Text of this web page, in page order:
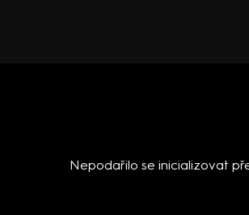
Nepodařilo se inicializovat